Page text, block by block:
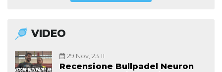
VIDEO
29 Nov, 23:11
Recensione Bullpadel Neuron